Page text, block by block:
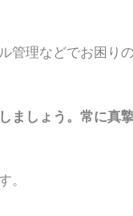
管理などでお困り
ましょう。常に真
。